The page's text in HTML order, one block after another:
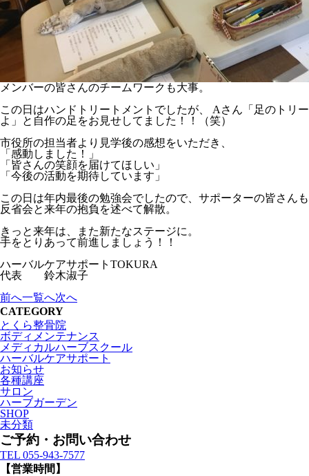
メンバーの皆さんのチームワークも大事。
この日はハンドトリートメントでしたが、 Aさん「足のトリ
よ」と自作の足をお見せしてました！！（笑）
市役所の担当者より見学後の感想をいただき、
「感動しました！」
「皆さんの笑顔を届けてほしい」
「今後の活動を期待しています」
この日は年内最後の勉強会でしたので、サポーターの皆さんも
反省会と来年の抱負を述べて解散。
きっと来年は、また新たなステージに。
手をとりあって前進しましょう！！
ハーバルケアサポートTOKURA
代表 鈴木淑子
前へ一覧へ次へ
CATEGORY
とくら整骨院
ボディメンテナンス
メディカルハーブスクール
ハーバルケアサポート
お知らせ
各種講座
サロン
ハーブガーデン
SHOP
未分類
ご予約・お問い合わせ
TEL 055-943-7577
【営業時間】